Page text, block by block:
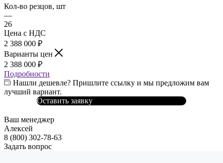
Кол-во резцов, шт
—
26
Цена с НДС
2 388 000 ₽
Варианты цен
2 388 000 ₽
Подробности
Нашли дешевле? Пришлите ссылку и мы предложим вам
лучший вариант.
Оставить заявку
Ваш менеджер
Алексей
8 (800) 302-78-63
Задать вопрос